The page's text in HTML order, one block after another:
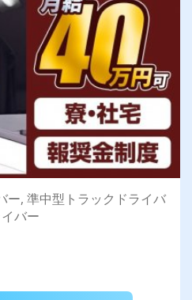
ー, 準中型トラックドライバ
バー